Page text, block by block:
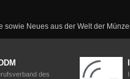
Neues aus der Welt der
des